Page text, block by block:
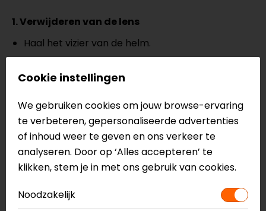
1. Verwijderen van de lens
Haal het vizier van de helm.
Buig het vizier lichtjes totdat de spanning van de
Verwijder de lens voorzichtig, zonder het
lensoppervlak aan te raken.
2. Schoonmaken
Reinig de lens en het vizier alleen met
mineraalwater.
Cookie instellingen
We gebruiken cookies om jouw browse-ervaring
te verbeteren, gepersonaliseerde advertenties
of inhoud weer te geven en ons verkeer te
analyseren. Door op ‘Alles accepteren’ te
klikken, stem je in met ons gebruik van cookies.
Noodzakelijk